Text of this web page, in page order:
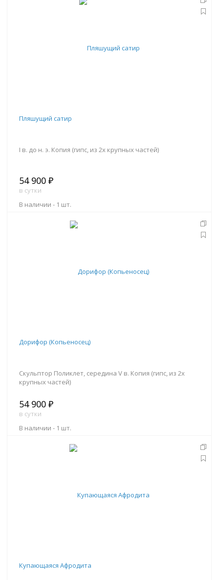
Пляшущий сатир
I в. до н. э. Копия (гипс, из 2х крупных частей)
54 900 ₽
в сутки
В наличии - 1 шт.
Дорифор (Копьеносец)
Скульптор Поликлет, середина V в. Копия (гипс, из 2х
крупных частей)
54 900 ₽
в сутки
В наличии - 1 шт.
Купающаяся Афродита